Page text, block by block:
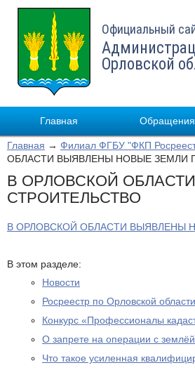
Официальный
Орловской
Главная Обращения
Главная → Филиал ФГБУ "ФКП
ОБЛАСТИ ВЫЯВЛЕНЫ НОВЫЕ ЗЕМЛИ
В ОРЛОВСКОЙ
СТРОИТЕЛЬСТВО
В ОРЛОВСКОЙ ОБЛАСТИ ВЫЯВЛЕНЫ
В этом разделе:
Новости
Росреестр по Орловской
Конкурс «Профессионалы
О запрете на операции с
Что такое усиленная